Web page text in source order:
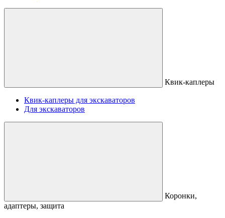
Квик-каплеры
Квик-каплеры для экскаваторов
Для экскаваторов
Коронки,
адаптеры, защита